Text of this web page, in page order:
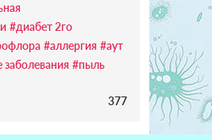
#диабет 2го
#аллергия #аут
#пыль
377